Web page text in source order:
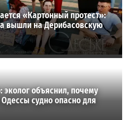
«Картонный протест»:
вышли на Дерибасовскую
эколог объяснил, почему
судно опасно для